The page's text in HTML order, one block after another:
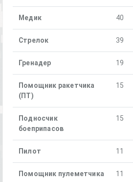
Медик 40
Стрелок 39
Гренадер 19
Помощник ракетчика
(ПТ)
15
Подносчик
боеприпасов
15
Пилот 11
Помощник пулеметчика 11